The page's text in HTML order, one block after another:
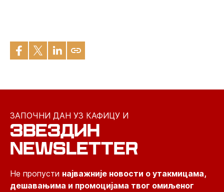
ЗАПОЧНИ ДАН УЗ КАФИЦУ И
ЗВЕЗДИН
NEWSLETTER
Не пропусти најважније новости о утакмицама,
дешавањима и промоцијама твог омиљеног